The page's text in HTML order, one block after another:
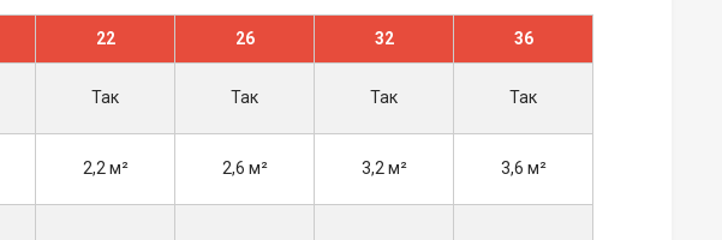
22 26 32 36
Так Так Так Так
2,2 м² 2,6 м² 3,2 м² 3,6 м²